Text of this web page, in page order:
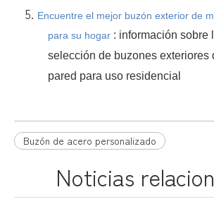
5. Encuentre el mejor buzón exterior de
para su hogar : información sobre
selección de buzones exteriores
pared para uso residencial
Buzón de acero personalizado
Noticias